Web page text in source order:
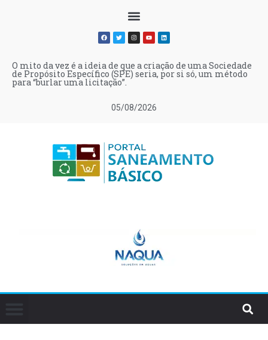
05/08/2026
O mito da vez é a ideia de que a criação de uma Sociedade
de Propósito Específico (SPE) seria, por si só, um método
para “burlar uma licitação”.